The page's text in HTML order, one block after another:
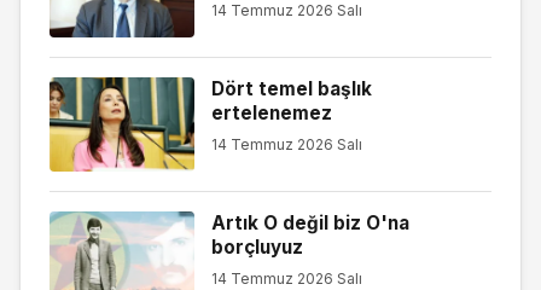
14 Temmuz 2026 Salı
Dört temel başlık
ertelenemez
14 Temmuz 2026 Salı
Artık O değil biz O'na
borçluyuz
14 Temmuz 2026 Salı